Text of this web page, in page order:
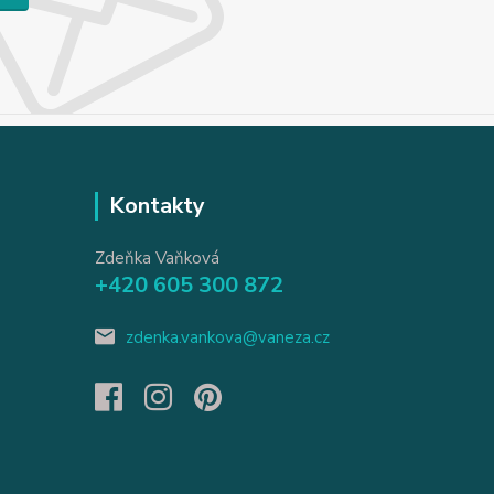
Kontakty
Zdeňka Vaňková
+420 605 300 872
zdenka.vankova@vaneza.cz